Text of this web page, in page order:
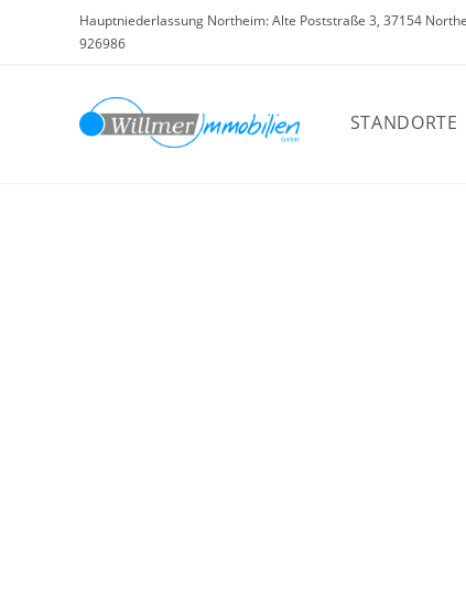
Hauptniederlassung Northeim: Alte Poststraße 3, 37154
926986
STANDORTE